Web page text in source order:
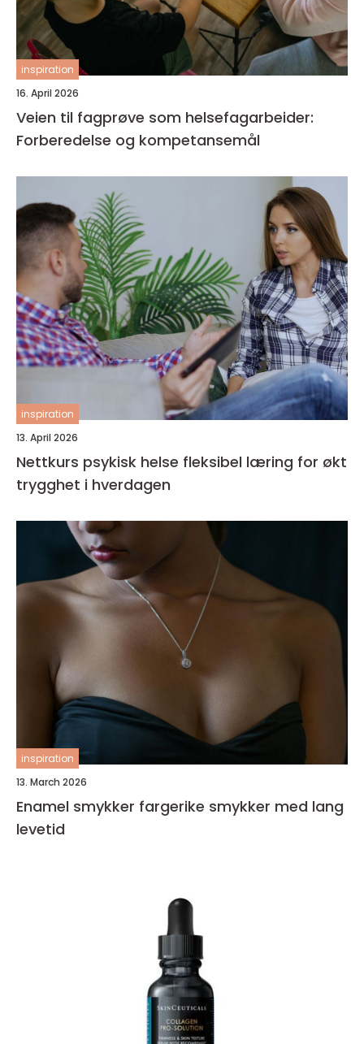
inspiration
16. April 2026
Veien til fagprøve som helsefagarbeider:
Forberedelse og kompetansemål
inspiration
13. April 2026
Nettkurs psykisk helse fleksibel læring for økt
trygghet i hverdagen
inspiration
13. March 2026
Enamel smykker fargerike smykker med lang
levetid